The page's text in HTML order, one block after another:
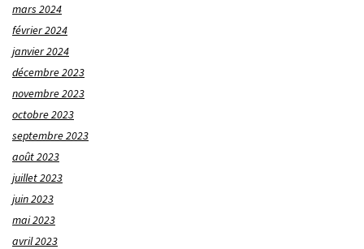
mars 2024
février 2024
janvier 2024
décembre 2023
novembre 2023
octobre 2023
septembre 2023
août 2023
juillet 2023
juin 2023
mai 2023
avril 2023